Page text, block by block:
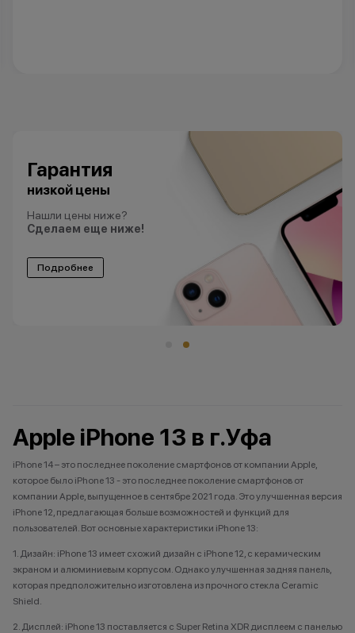
Гарантия
низкой цены
Нашли цены ниже?
Сделаем еще ниже!
Подробнее
Apple iPhone 13 в г.Уфа
iPhone 14 – это последнее поколение смартфонов от компании Apple,
которое было iPhone 13 - это последнее поколение смартфонов от
компании Apple, выпущенное в сентябре 2021 года. Это улучшенная версия
iPhone 12, предлагающая больше возможностей и функций для
пользователей. Вот основные характеристики iPhone 13:
1. Дизайн: iPhone 13 имеет схожий дизайн с iPhone 12, с керамическим
экраном и алюминиевым корпусом. Однако улучшенная задняя панель,
которая предположительно изготовлена из прочного стекла Ceramic
Shield.
2. Дисплей: iPhone 13 поставляется с Super Retina XDR дисплеем с панелью